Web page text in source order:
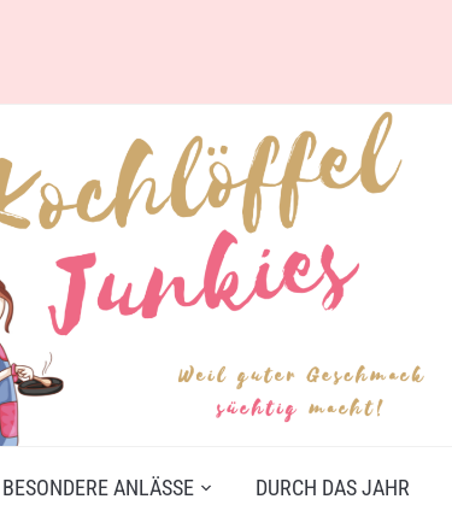
BESONDERE ANLÄSSE DURCH DAS JAHR